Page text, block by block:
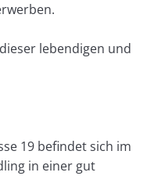
lebendigen und
19 befindet sich im
in einer gut